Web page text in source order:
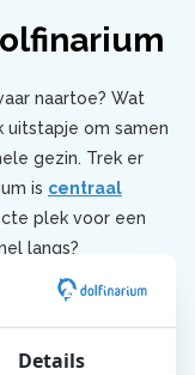
naartoe? Wat
uitstapje om samen
gezin. Trek er
is centraal
plek voor een
langs?
het
Details